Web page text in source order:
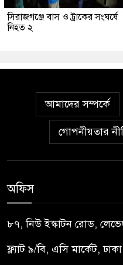
সিরাজগঞ্জে বাস ও ট্রাকের সংঘর্ষে
নিহত ২
আমাদের সম্পর্কে
গোপনীয়তার
অফিস
৮৭, নিউ ইস্কাটন রোড,
ফ্ল্যাট ৯/বি, এসি মার্কেট,